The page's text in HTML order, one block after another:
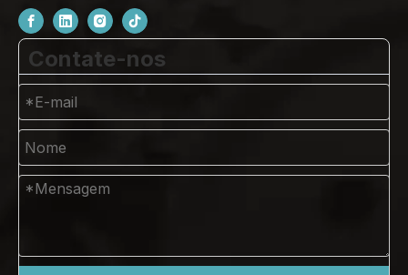
Contate-nos